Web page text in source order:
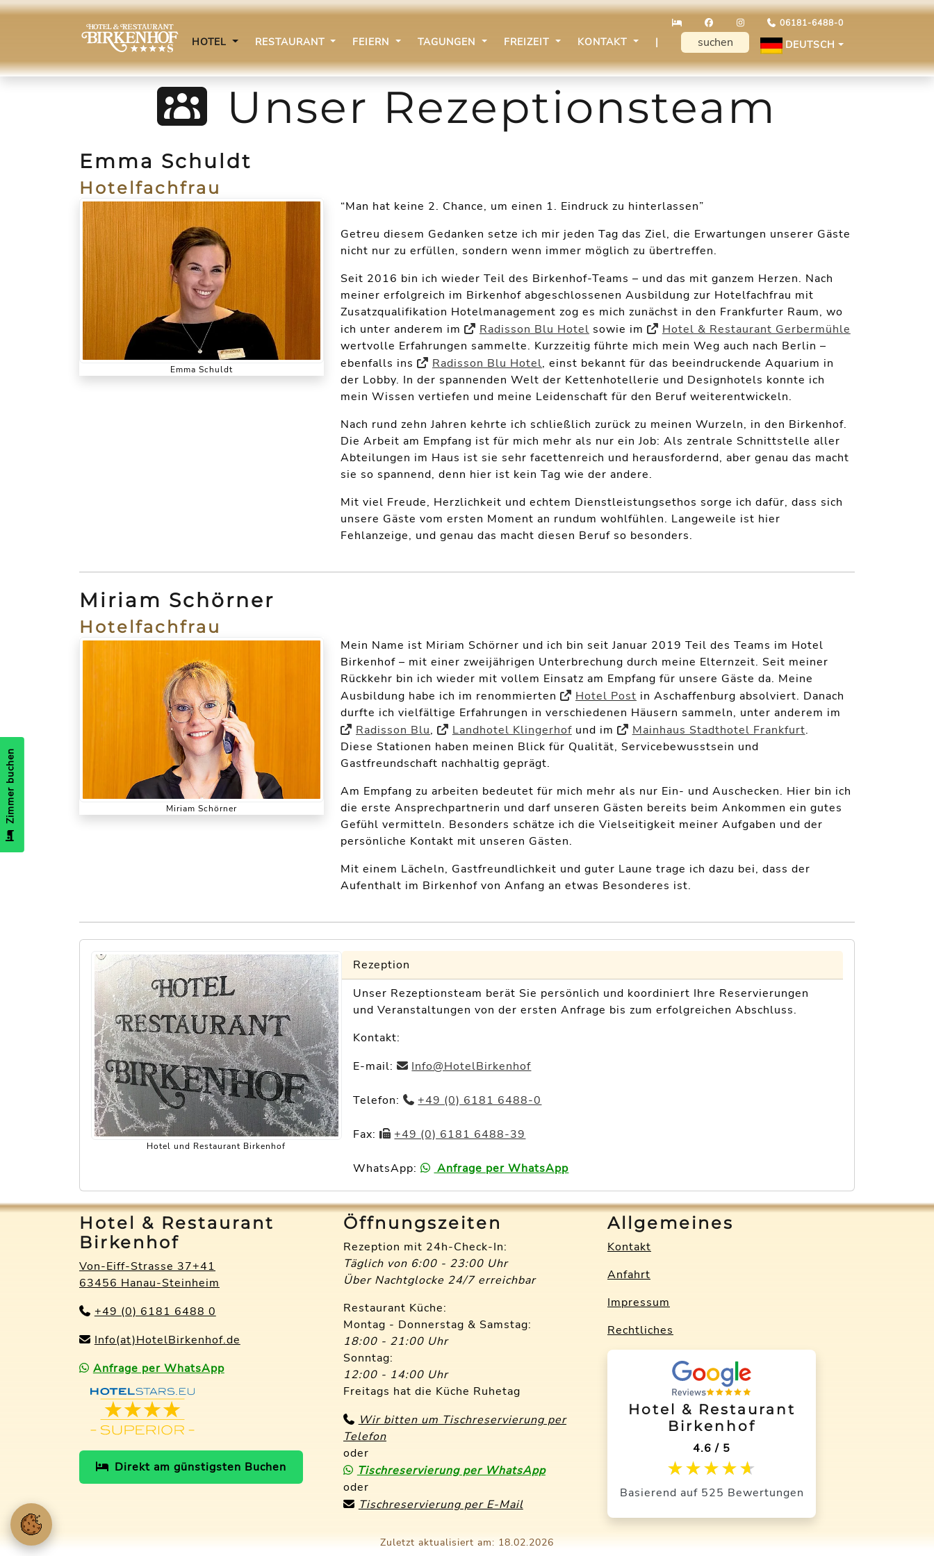
06181-6488-0
HOTEL RESTAURANT FEIERN TAGUNGEN FREIZEIT KONTAKT | DEUTSCH
Unser Rezeptionsteam
Emma Schuldt
Hotelfachfrau
Emma Schuldt
“Man hat keine 2. Chance, um einen 1. Eindruck zu hinterlassen”
Getreu diesem Gedanken setze ich mir jeden Tag das Ziel, die Erwartungen unserer Gäste
nicht nur zu erfüllen, sondern wenn immer möglich zu übertreffen.
Seit 2016 bin ich wieder Teil des Birkenhof-Teams – und das mit ganzem Herzen. Nach
meiner erfolgreich im Birkenhof abgeschlossenen Ausbildung zur Hotelfachfrau mit
Zusatzqualifikation Hotelmanagement zog es mich zunächst in den Frankfurter Raum, wo
ich unter anderem im
Radisson Blu Hotel sowie im
Hotel & Restaurant Gerbermühle
wertvolle Erfahrungen sammelte. Kurzzeitig führte mich mein Weg auch nach Berlin –
ebenfalls ins
Radisson Blu Hotel, einst bekannt für das beeindruckende Aquarium in
der Lobby. In der spannenden Welt der Kettenhotellerie und Designhotels konnte ich
mein Wissen vertiefen und meine Leidenschaft für den Beruf weiterentwickeln.
Nach rund zehn Jahren kehrte ich schließlich zurück zu meinen Wurzeln, in den Birkenhof.
Die Arbeit am Empfang ist für mich mehr als nur ein Job: Als zentrale Schnittstelle aller
Abteilungen im Haus ist sie sehr facettenreich und herausfordernd, aber genau das macht
sie so spannend, denn hier ist kein Tag wie der andere.
Mit viel Freude, Herzlichkeit und echtem Dienstleistungsethos sorge ich dafür, dass sich
unsere Gäste vom ersten Moment an rundum wohlfühlen. Langeweile ist hier
Fehlanzeige, und genau das macht diesen Beruf so besonders.
Miriam Schörner
Hotelfachfrau
Miriam Schörner
Mein Name ist Miriam Schörner und ich bin seit Januar 2019 Teil des Teams im Hotel
Birkenhof – mit einer zweijährigen Unterbrechung durch meine Elternzeit. Seit meiner
Rückkehr bin ich wieder mit vollem Einsatz am Empfang für unsere Gäste da. Meine
Ausbildung habe ich im renommierten
Hotel Post in Aschaffenburg absolviert. Danach
durfte ich vielfältige Erfahrungen in verschiedenen Häusern sammeln, unter anderem im
Radisson Blu, Landhotel Klingerhofund im Mainhaus Stadthotel Frankfurt.
Diese Stationen haben meinen Blick für Qualität, Servicebewusstsein und
Gastfreundschaft nachhaltig geprägt.
Am Empfang zu arbeiten bedeutet für mich mehr als nur Ein- und Auschecken. Hier bin ich
die erste Ansprechpartnerin und darf unseren Gästen bereits beim Ankommen ein gutes
Gefühl vermitteln. Besonders schätze ich die Vielseitigkeit meiner Aufgaben und der
persönliche Kontakt mit unseren Gästen.
Mit einem Lächeln, Gastfreundlichkeit und guter Laune trage ich dazu bei, dass der
Aufenthalt im Birkenhof von Anfang an etwas Besonderes ist.
Hotel und Restaurant Birkenhof
Rezeption
Unser Rezeptionsteam berät Sie persönlich und koordiniert Ihre Reservierungen
und Veranstaltungen von der ersten Anfrage bis zum erfolgreichen Abschluss.
Kontakt:
E-mail:
Info@HotelBirkenhof
Telefon: +49 (0) 6181 6488-0
Fax: +49 (0) 6181 6488-39
WhatsApp: Anfrage per WhatsApp
Zimmer buchen
Hotel & Restaurant
Birkenhof
Von-Eiff-Strasse 37+41
63456 Hanau-Steinheim
+49 (0) 6181 6488 0
Info(at)HotelBirkenhof.de
Anfrage per WhatsApp
Direkt am günstigsten Buchen
Öffnungszeiten
Rezeption mit 24h-Check-In:
Täglich von 6:00 - 23:00 Uhr
Über Nachtglocke 24/7 erreichbar
Restaurant Küche:
Montag - Donnerstag & Samstag:
18:00 - 21:00 Uhr
Sonntag:
12:00 - 14:00 Uhr
Freitags hat die Küche Ruhetag
Wir bitten um Tischreservierung per
Telefon
oder
Tischreservierung per WhatsApp
oder
Tischreservierung per E-Mail
Allgemeines
Kontakt
Anfahrt
Impressum
Rechtliches
Hotel & Restaurant
Birkenhof
4.6 / 5
★★★★★
★★★★★
Basierend auf 525 Bewertungen
Zuletzt aktualisiert am: 18.02.2026